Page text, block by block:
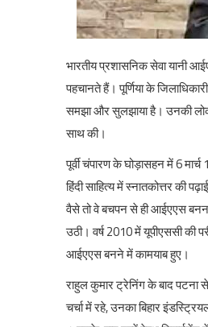
भारतीय प्रशासनिक सेवा यानी
पहचानते हैं। पूर्णिया के
समझा और सुलझाया है। उनकी
साथ की।
पूर्वी चंपारण के घोड़ासहन में 6
हिंदी साहित्य में स्नातकोत्तर की
वैसे तो वे बचपन से ही आईएएस
उठी। वर्ष 2010 में यूपीएससी की
आईएएस बनने में कामयाब हुए।
राहुल कुमार ट्रेनिंग के बाद पटना
चर्चा में रहे, उनका बिहार